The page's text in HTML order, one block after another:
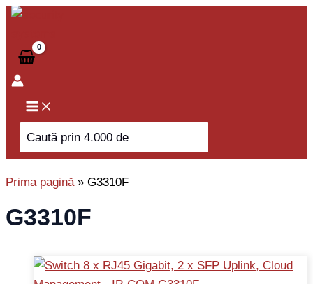
Skip
content
Search
for:
Prima pagină» G3310F
G3310F